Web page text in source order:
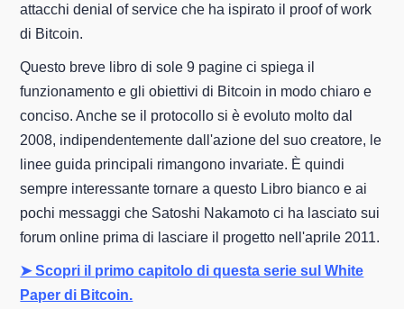
attacchi denial of service che ha ispirato il proof of work
di Bitcoin.
Questo breve libro di sole 9 pagine ci spiega il
funzionamento e gli obiettivi di Bitcoin in modo chiaro e
conciso. Anche se il protocollo si è evoluto molto dal
2008, indipendentemente dall'azione del suo creatore, le
linee guida principali rimangono invariate. È quindi
sempre interessante tornare a questo Libro bianco e ai
pochi messaggi che Satoshi Nakamoto ci ha lasciato sui
forum online prima di lasciare il progetto nell'aprile 2011.
➤ Scopri il primo capitolo di questa serie sul White
Paper di Bitcoin.